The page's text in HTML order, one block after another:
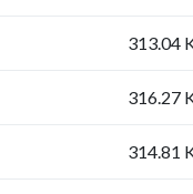
313.04
316.27
314.81